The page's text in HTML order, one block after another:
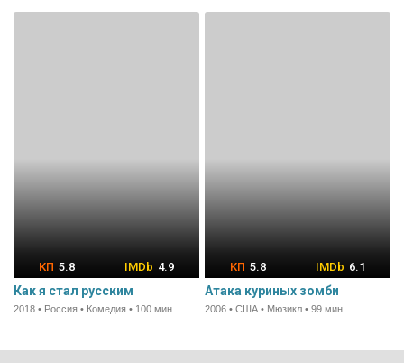
5.8 4.9
Как я стал русским
2018 • Россия • Комедия • 100 мин.
5.8 6.1
Атака куриных зомби
2006 • США • Мюзикл • 99 мин.